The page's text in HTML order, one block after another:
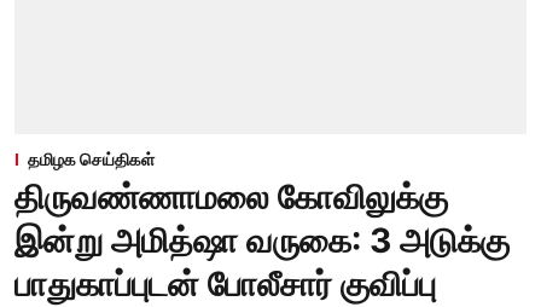
தமிழக செய்திகள்
திருவண்ணாமலை கோவிலுக்கு
இன்று அமித்ஷா வருகை: 3 அடுக்கு
பாதுகாப்புடன் போலீசார் குவிப்பு